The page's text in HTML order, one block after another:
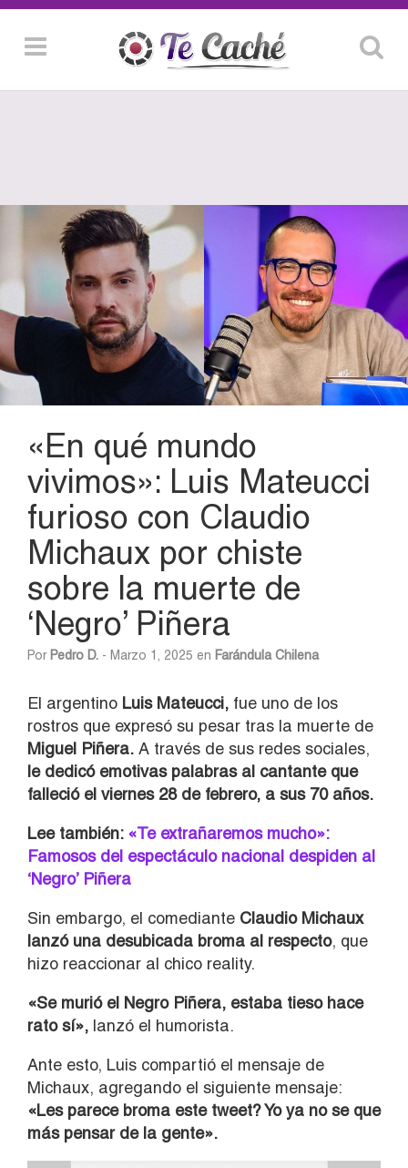
«En qué mundo
vivimos»: Luis Mateucci
furioso con Claudio
Michaux por chiste
sobre la muerte de
‘Negro’ Piñera
Por Pedro D. - Marzo 1, 2025 en Farándula Chilena
El argentino Luis Mateucci, fue uno de los
rostros que expresó su pesar tras la muerte de
Miguel Piñera. A través de sus redes sociales,
le dedicó emotivas palabras al cantante que
falleció el viernes 28 de febrero, a sus 70 años.
Lee también: «Te extrañaremos mucho»:
Famosos del espectáculo nacional despiden al
‘Negro’ Piñera
Sin embargo, el comediante Claudio Michaux
lanzó una desubicada broma al respecto, que
hizo reaccionar al chico reality.
«Se murió el Negro Piñera, estaba tieso hace
rato sí», lanzó el humorista.
Ante esto, Luis compartió el mensaje de
Michaux, agregando el siguiente mensaje:
«Les parece broma este tweet? Yo ya no se que
más pensar de la gente».